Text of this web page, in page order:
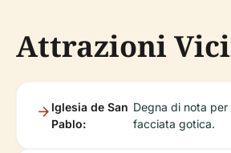
Attrazioni
Iglesia de San
Pablo:
Degna di nota
facciata gotica.